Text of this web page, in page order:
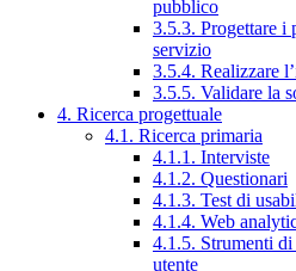
pubblico
3.5.3. Progettare i
servizio
3.5.4. Realizzare
3.5.5. Validare la
4. Ricerca progettuale
4.1. Ricerca primaria
4.1.1. Interviste
4.1.2. Questionari
4.1.3. Test di
4.1.4. Web
4.1.5. Strumenti di
utente